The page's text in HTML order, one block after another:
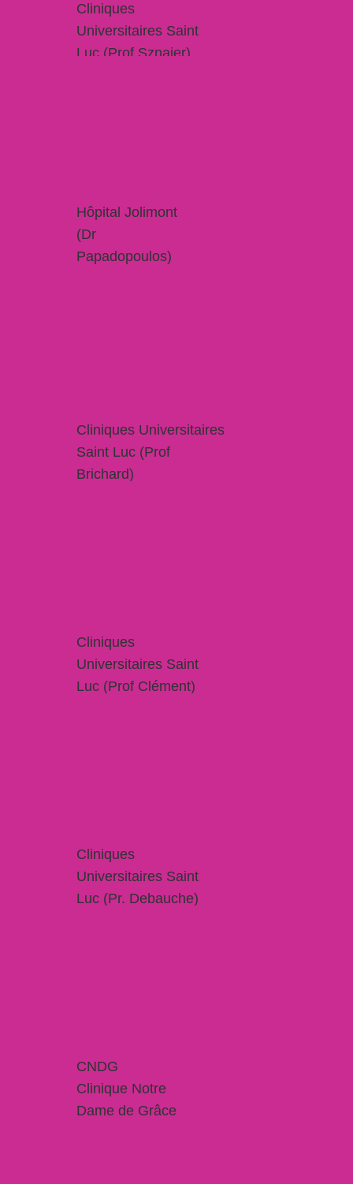
Cliniques
Universitaires Saint
Luc (Prof Sznajer)
Hôpital Jolimont
(Dr
Papadopoulos)
Cliniques Universitaires
Saint Luc (Prof
Brichard)
Cliniques
Universitaires Saint
Luc (Prof Clément)
Cliniques
Universitaires Saint
Luc (Pr. Debauche)
CNDG
Clinique Notre
Dame de Grâce